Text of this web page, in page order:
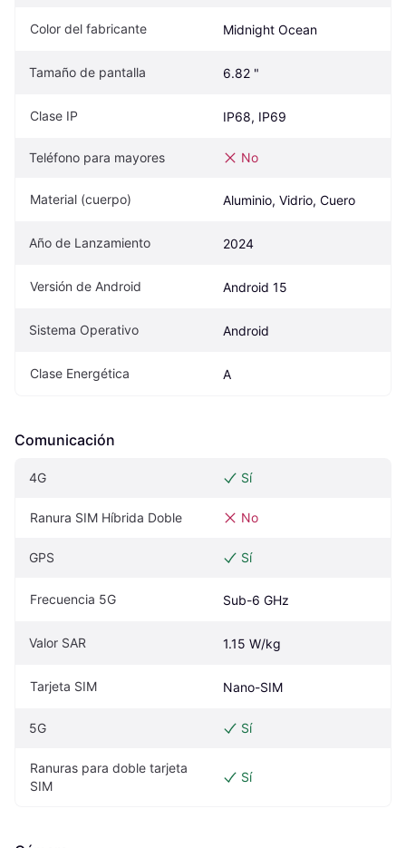
Color del fabricante Midnight Ocean
Tamaño de pantalla 6.82 "
Clase IP IP68, IP69
Teléfono para mayores No
Material (cuerpo) Aluminio, Vidrio, Cuero
Año de Lanzamiento 2024
Versión de Android Android 15
Sistema Operativo Android
Clase Energética A
Comunicación
4G Sí
Ranura SIM Híbrida Doble No
GPS Sí
Frecuencia 5G Sub-6 GHz
Valor SAR 1.15 W/kg
Tarjeta SIM Nano-SIM
5G Sí
Ranuras para doble tarjeta
SIM
Sí